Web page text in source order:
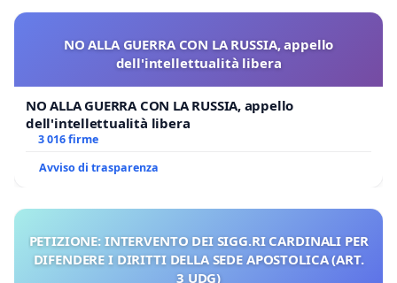
NO ALLA GUERRA CON LA RUSSIA, appello
dell'intellettualità libera
NO ALLA GUERRA CON LA RUSSIA, appello
dell'intellettualità libera
3 016 firme
Avviso di trasparenza
PETIZIONE: INTERVENTO DEI SIGG.RI CARDINALI PER
DIFENDERE I DIRITTI DELLA SEDE APOSTOLICA (ART.
3 UDG)